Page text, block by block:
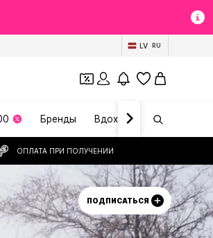
LV RU
Бренды Вдохновение
ОПЛАТА ПРИ ПОЛУЧЕНИИ
ПОДПИСАТЬСЯ